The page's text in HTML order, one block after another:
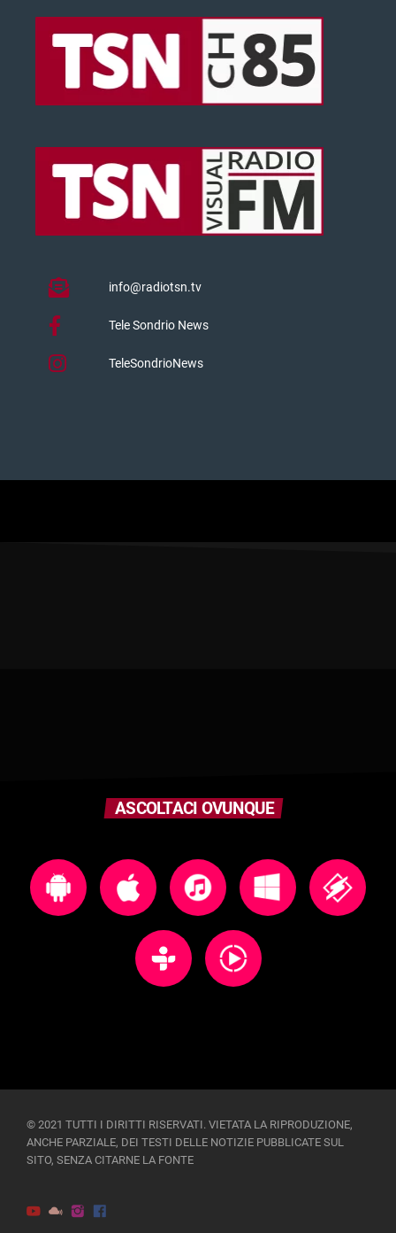
info@radiotsn.tv
Tele Sondrio News
TeleSondrioNews
ASCOLTACI OVUNQUE
© 2021 TUTTI I DIRITTI RISERVATI. VIETATA LA RIPRODUZIONE,
ANCHE PARZIALE, DEI TESTI DELLE NOTIZIE PUBBLICATE SUL
SITO, SENZA CITARNE LA FONTE